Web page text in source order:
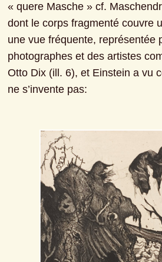
« quere Masche » cf.
dont le corps fragmenté couvre
une vue fréquente, représentée
photographes et des artistes
Otto Dix (ill. 6), et Einstein a vu
ne s’invente pas: